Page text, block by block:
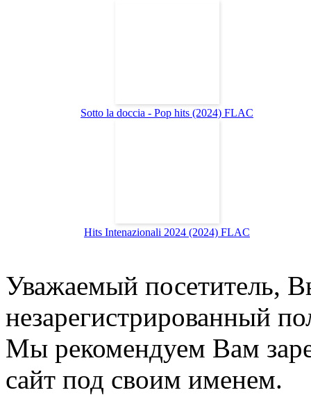
Sotto la doccia - Pop hits (2024) FLAC
Hits Intenazionali 2024 (2024) FLAC
Уважаемый посетитель,
незарегистрированный
Мы рекомендуем Вам
сайт под своим именем.